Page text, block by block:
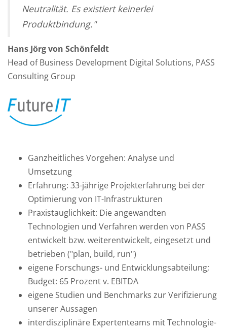
Neutralität. Es existiert keinerlei
Produktbindung."
Hans Jörg von Schönfeldt
Head of Business Development Digital Solutions, PASS
Consulting Group
Ganzheitliches Vorgehen: Analyse und
Umsetzung
Erfahrung: 33-jährige Projekterfahrung bei der
Optimierung von IT-Infrastrukturen
Praxistauglichkeit: Die angewandten
Technologien und Verfahren werden von PASS
entwickelt bzw. weiterentwickelt, eingesetzt und
betrieben ("plan, build, run")
eigene Forschungs- und Entwicklungsabteilung;
Budget: 65 Prozent v. EBITDA
eigene Studien und Benchmarks zur Verifizierung
unserer Aussagen
interdisziplinäre Expertenteams mit Technologie-